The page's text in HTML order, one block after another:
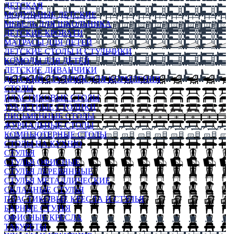
ДЕТСКАЯ
МОДУЛЬНЫЕ ДЕТСКИЕ
МЕБЕЛЬ ДЛЯ ШКОЛЬНИКА
ДЕТСКИЕ КРОВАТИ
МАТРАСЫ ДЛЯ ДЕТЕЙ
ДЕТСКИЕ СТОЛЫ И СТУЛЬЧИКИ
КОМОДЫ ДЛЯ ДЕТЕЙ
ДЕТСКИЕ ДИВАНЧИКИ
ДЕТСКИЙ СТУЛЬЧИК ДЛЯ КОРМЛЕНИЯ
СТОЛЫ
ПЛАСТИКОВЫЕ СТОЛЫ
ТУАЛЕТНЫЕ СТОЛИКИ
ПИСЬМЕННЫЕ СТОЛЫ
ЖУРНАЛЬНЫЕ СТОЛЫ
КОМПЬЮТЕРНЫЕ СТОЛЫ
СТОЛЫ НА КУХНЮ
СТУЛЬЯ
СТУЛЬЯ ОФИСНЫЕ
СТУЛЬЯ ДЕРЕВЯННЫЕ
СТУЛЬЯ МЕТАЛЛИЧЕСКИЕ
СКЛАДНЫЕ СТУЛЬЯ
ПЛАСТИКОВЫЕ КРЕСЛА И СТУЛЬЯ
БАРНЫЕ СТУЛЬЯ
ОФИСНЫЕ КРЕСЛА
ТАБУРЕТЫ